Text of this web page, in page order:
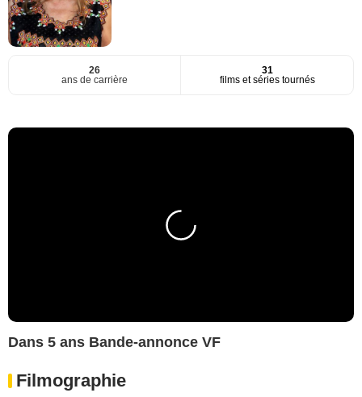
26
ans de carrière
31
films et séries tournés
Dans 5 ans Bande-annonce VF
Filmographie